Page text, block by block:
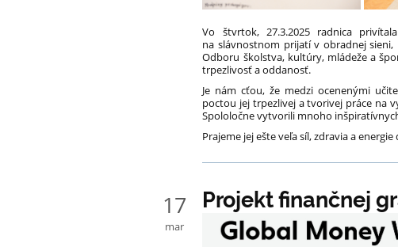
Vo štvrtok, 27.3.2025 radnica
na slávnostnom prijatí v obradnej sieni,
Odboru školstva, kultúry, mládeže a
trpezlivosť a oddanosť.
Je nám cťou, že medzi ocenenými
poctou jej trpezlivej a tvorivej práce na
Spololočne vytvorili mnoho
Prajeme jej ešte veľa síl, zdravia a
17
mar
Projekt finančnej